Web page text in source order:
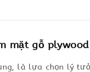
mặt gỗ
là lựa chọn lý